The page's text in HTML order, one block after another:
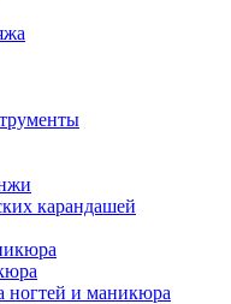
карандашей
ногтей и маникюра